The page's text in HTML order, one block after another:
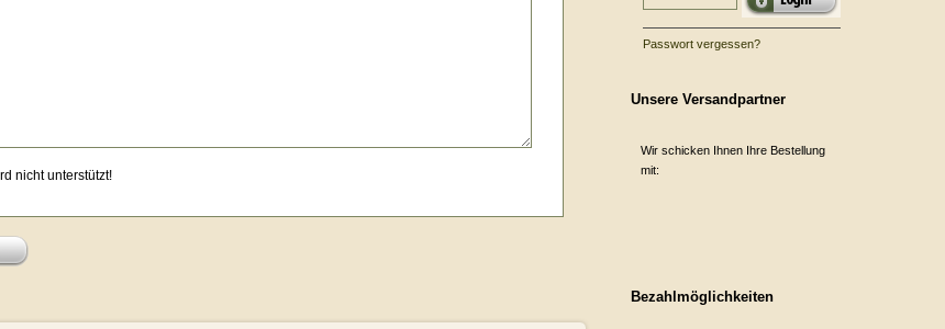
nicht unterstützt!
Passwort vergessen?
Unsere Versandpartner
Wir schicken Ihnen Ihre Bestellung
mit:
Bezahlmöglichkeiten